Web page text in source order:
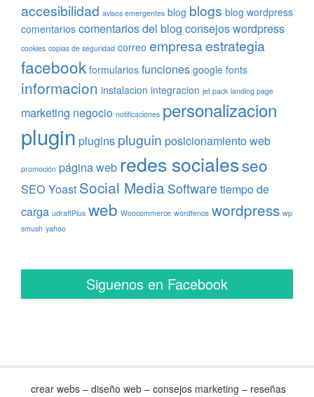
accesibilidad avisos emergentes blog blogs blog wordpress
comentarios comentarios del blog consejos wordpress
cookies copias de seguridad correo empresaestrategia
facebook formularios funciones google fonts
informacion instalacion integracion jet pack landing page
marketing negocio notificaciones personalizacion
plugin plugins pluguin posicionamiento web
promoción página web redes socialesseo
SEO Yoast Social Media Softwaretiempo de
carga udraftPlus web Woocommerce wordfence wordpress wp
smush yahoo
Siguenos en Facebook
crear webs – diseño web – consejos marketing – reseñas